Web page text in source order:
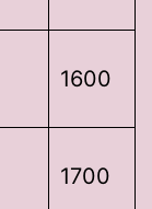
1600
1700